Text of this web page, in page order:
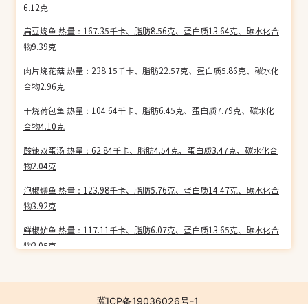
6.12克
扁豆烧鱼 热量：167.35千卡、脂肪8.56克、蛋白质13.64克、碳水化合
物9.39克
肉片烧花菇 热量：238.15千卡、脂肪22.57克、蛋白质5.86克、碳水化
合物2.96克
干烧荷包鱼 热量：104.64千卡、脂肪6.45克、蛋白质7.79克、碳水化
合物4.10克
酸辣双蛋汤 热量：62.84千卡、脂肪4.54克、蛋白质3.47克、碳水化合
物2.04克
泡椒鳝鱼 热量：123.98千卡、脂肪5.76克、蛋白质14.47克、碳水化合
物3.92克
鲜椒鲈鱼 热量：117.11千卡、脂肪6.07克、蛋白质13.65克、碳水化合
物2.05克
物3.50克
冀ICP备19036026号-1